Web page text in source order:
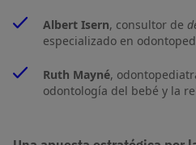
Albert Isern, consultor de
especializado en
Ruth Mayné,
odontología del bebé y la